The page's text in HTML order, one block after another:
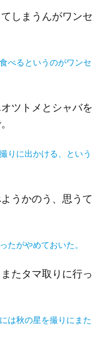
しまうんがワンセ
べるというのがワンセ
ツトメとシャバを
りに出かける、という
うかのう、思うて
たがやめておいた。
たタマ取りに行っ
は秋の星を撮りにまた